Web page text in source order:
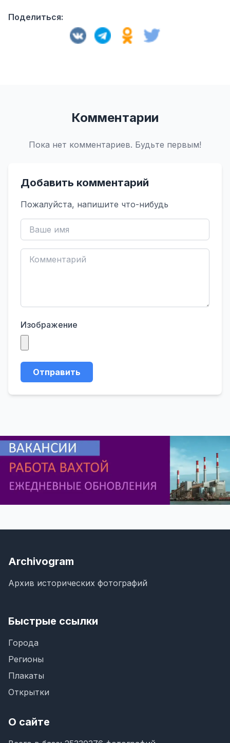
Поделиться:
Комментарии
Пока нет комментариев. Будьте первым!
Добавить комментарий
Пожалуйста, напишите что-нибудь
Изображение
Отправить
Archivogram
Архив исторических фотографий
Быстрые ссылки
Города
Регионы
Плакаты
Открытки
О сайте